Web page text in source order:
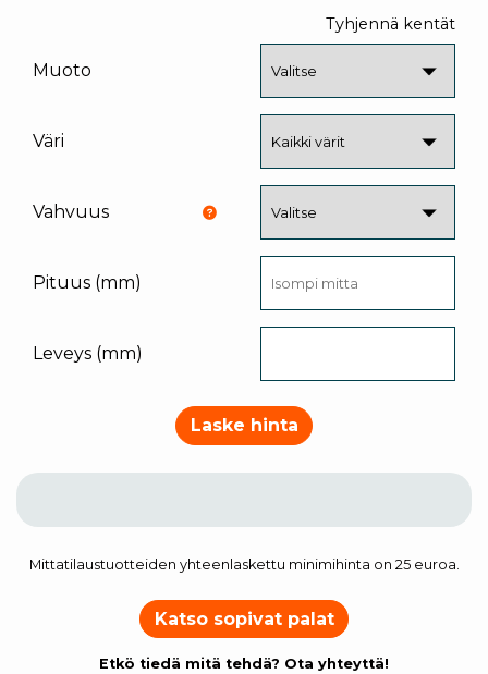
Tyhjennä kentät
Muoto
Väri
Vahvuus
Pituus (mm)
Leveys (mm)
Laske hinta
Mittatilaustuotteiden yhteenlaskettu minimihinta on 25 euroa.
Katso sopivat palat
Etkö tiedä mitä tehdä? Ota yhteyttä!